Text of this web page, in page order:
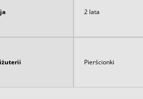
2 lata
Pierścionki